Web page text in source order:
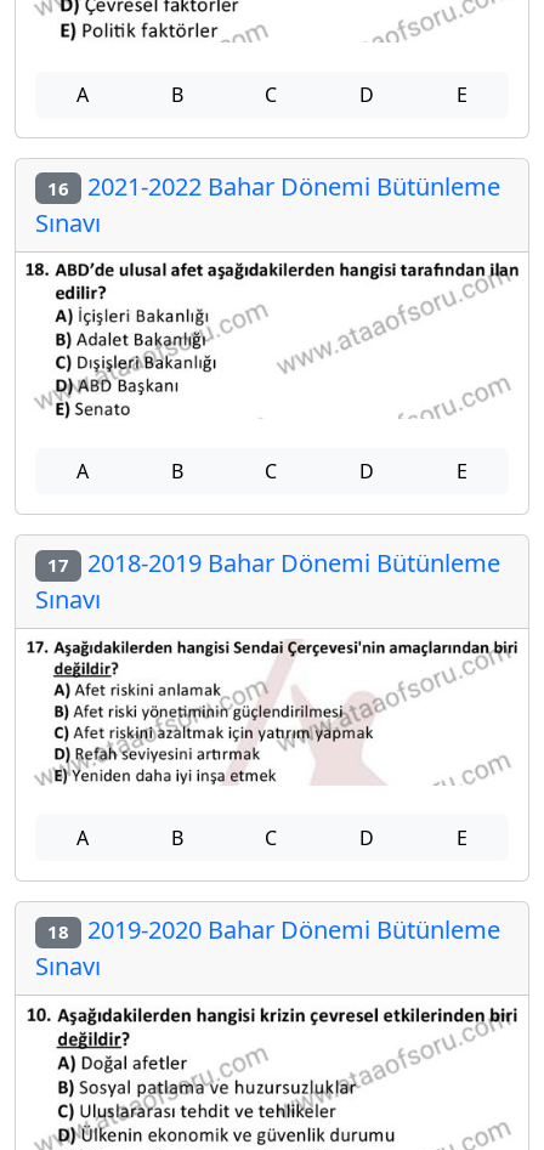
A B C D E
16 2021-2022 Bahar Dönemi Bütünleme
Sınavı
A B C D E
17 2018-2019 Bahar Dönemi Bütünleme
Sınavı
A B C D E
18 2019-2020 Bahar Dönemi Bütünleme
Sınavı